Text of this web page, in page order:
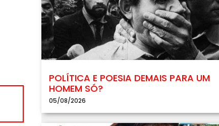
POLÍTICA E POESIA DEMAIS PARA UM
HOMEM SÓ?
05/08/2026